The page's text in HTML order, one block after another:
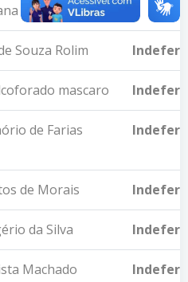
Souza Rolim
mascaro
de Farias
de Morais
da Silva
Machado